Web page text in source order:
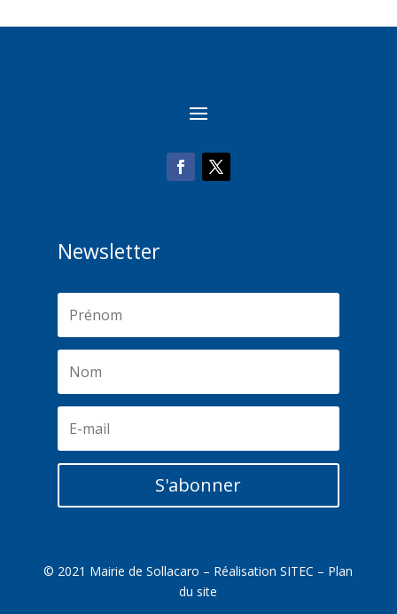
Newsletter
S'abonner
© 2021 Mairie de Sollacaro – RéalisationSITEC – Plan
du site